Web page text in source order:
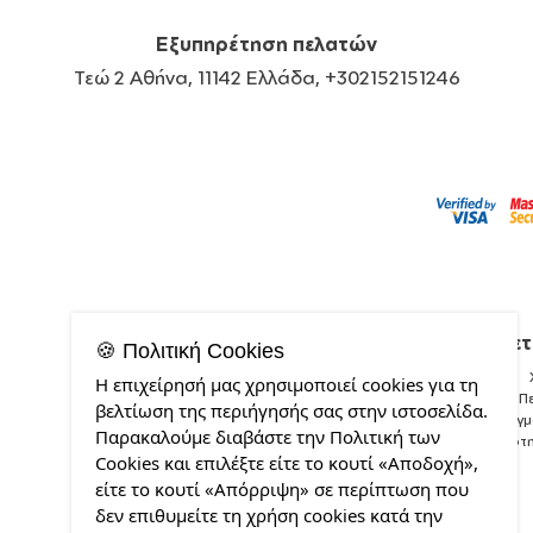
Εξυπηρέτηση πελατών
Τεώ 2 Αθήνα, 11142 Ελλάδα, +302152151246
🍪 Πολιτική Cookies
Η επιχείρησή μας χρησιμοποιεί cookies για τη
βελτίωση της περιήγησής σας στην ιστοσελίδα.
Παρακαλούμε διαβάστε την Πολιτική των
Cookies και επιλέξτε είτε το κουτί «Αποδοχή»,
είτε το κουτί «Απόρριψη» σε περίπτωση που
δεν επιθυμείτε τη χρήση cookies κατά την